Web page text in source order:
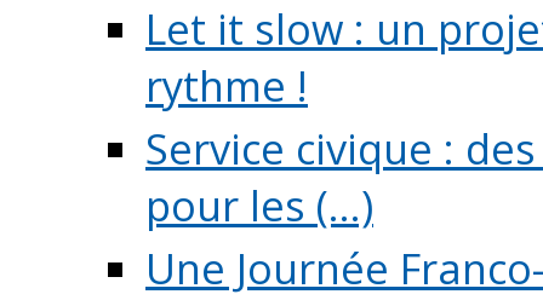
Let it slow : un
rythme !
Service civique :
pour les (...)
Une Journée